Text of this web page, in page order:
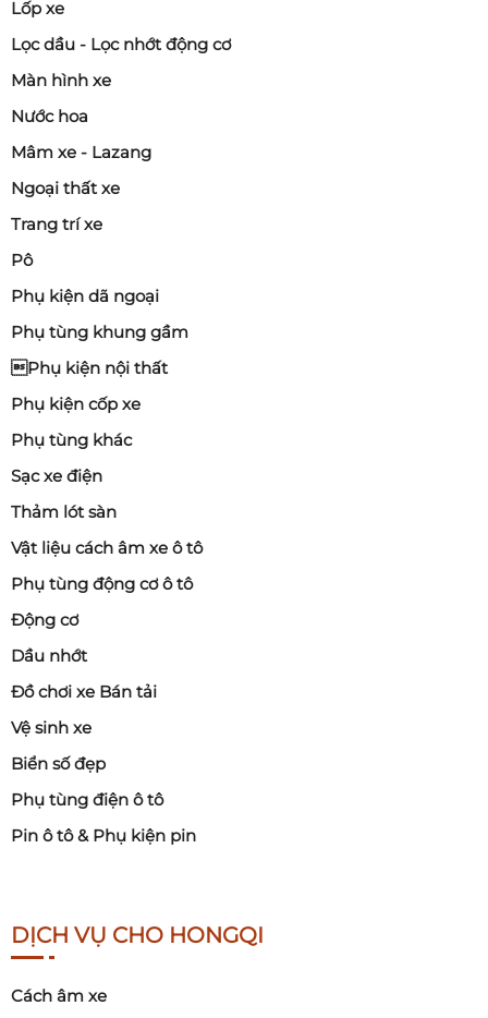
Lốp xe
Lọc dầu - Lọc nhớt động cơ
Màn hình xe
Nước hoa
Mâm xe - Lazang
Ngoại thất xe
Trang trí xe
Pô
Phụ kiện dã ngoại
Phụ tùng khung gầm
Phụ kiện nội thất
Phụ kiện cốp xe
Phụ tùng khác
Sạc xe điện
Thảm lót sàn
Vật liệu cách âm xe ô tô
Phụ tùng động cơ ô tô
Động cơ
Dầu nhớt
Đồ chơi xe Bán tải
Vệ sinh xe
Biển số đẹp
Phụ tùng điện ô tô
Pin ô tô & Phụ kiện pin
DỊCH VỤ CHO HONGQI
Cách âm xe